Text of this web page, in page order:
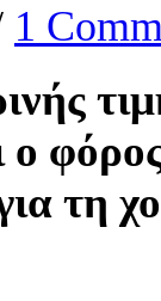
1
ο
τη